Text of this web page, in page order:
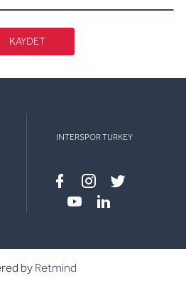
KAYDET
INTERSPOR TURKEY
Facebook
instagram
twitter
by Retmind